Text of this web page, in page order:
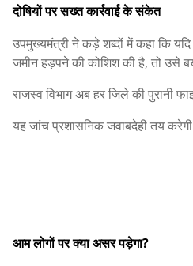
दोषियों पर सख्त कार्रवाई के संकेत
उपमुख्यमंत्री ने कड़े शब्दों में कहा कि
जमीन हड़पने की कोशिश की है, तो उसे
राजस्व विभाग अब हर जिले की पुरानी
यह जांच प्रशासनिक जवाबदेही तय
आम लोगों पर क्या असर पड़ेगा?